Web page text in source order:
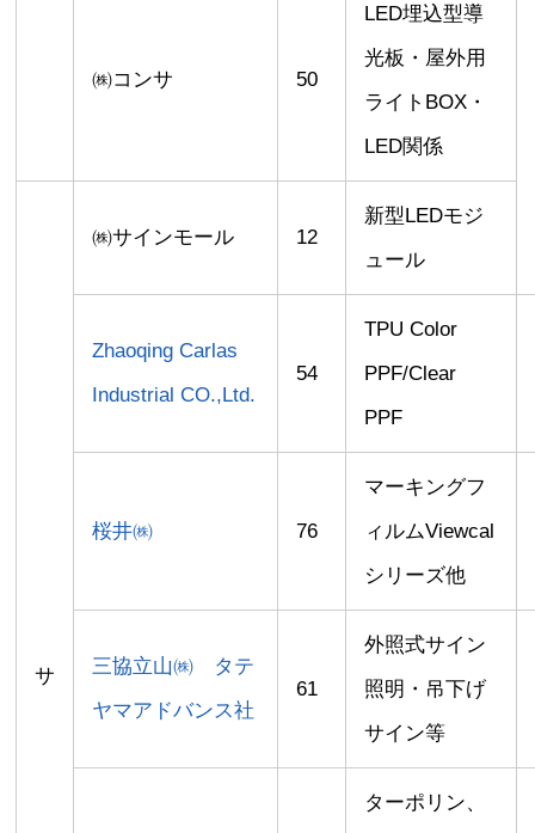
㈱コンサ 50
LED埋込型導
光板・屋外用
ライトBOX・
LED関係
サ
㈱サインモール 12
新型LEDモジ
ュール
Zhaoqing Carlas
Industrial CO.,Ltd.
54
TPU Color
PPF/Clear
PPF
桜井㈱ 76
マーキングフ
ィルムViewcal
シリーズ他
三協立山㈱ タテ
ヤマアドバンス社
61
外照式サイン
照明・吊下げ
サイン等
ターポリン、